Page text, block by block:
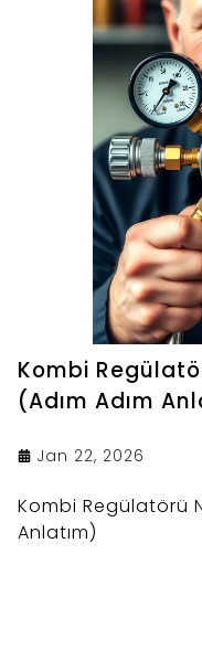
Kombi
(Adım Adım
Jan 22, 2026
Kombi Regülatörü
Anlatım)